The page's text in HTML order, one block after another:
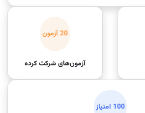
20 آزمون
آزمون‌های شرکت کرده
100 امتیاز